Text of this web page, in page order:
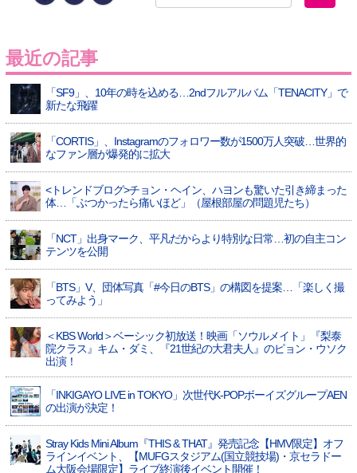
最近の記事
「SF9」、10年の時を込める…2ndフルアルバム「TENACITY」で
新たな飛躍
「CORTIS」、Instagramのフォロワー数が1500万人突破…世界的
なファン層が爆発的に拡大
<トレンドブログ>チョン・ヘイン、ハヨンも驚いた引き締まった
体…「ぶつかったら痛いほど」（屋根部屋の問題児たち）
「NCT」出身マーク、平凡だからより特別な日常…初の自主コン
テンツを公開
「BTS」V、団体写真「#今日のBTS」の構図を提案…「楽しく撮
ってみよう」
＜KBS World＞ベーシック初放送！映画「ソウルメイト」『梨泰
院クラス』キム・ダミ、『21世紀の大君夫人』のピョン・ウソク
出演！
「INKIGAYO LIVE in TOKYO」次世代K-POPボーイズグループAEN
の出演が決定！
Stray Kids Mini Album『THIS & THAT』発売記念【HMV限定】オフ
ラインイベント、【MUFGスタジアム(国立競技場)・京セラドー
ム大阪会場限定】ライブ終演後イベント開催！